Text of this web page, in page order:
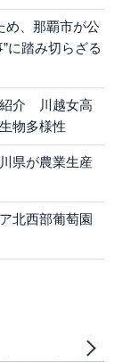
め、那覇市が公
に踏み切らざる
紹介 川越女高
物多様性
県が農業生産
北西部葡萄園